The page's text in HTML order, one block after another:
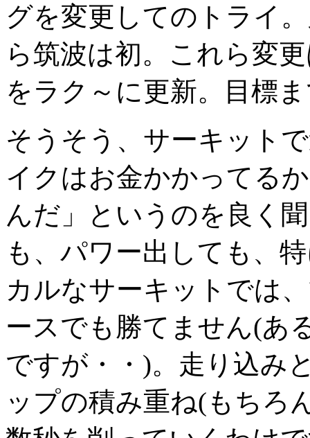
グを変更してのトライ
ら筑波は初。これら変
をラク～に更新。目標
そうそう、サーキット
イクはお金かかってる
んだ」というのを良く
も、パワー出しても、
カルなサーキットでは
ースでも勝てません(あ
ですが・・)。走り込み
ップの積み重ね(もちろ